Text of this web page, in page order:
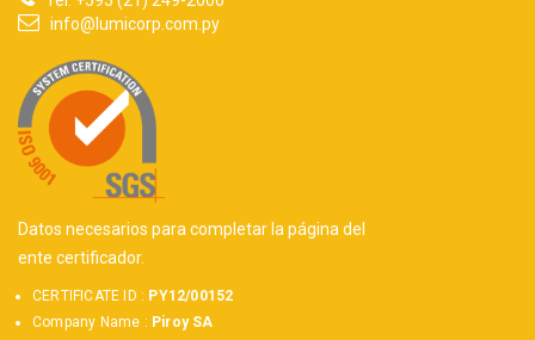
info@lumicorp.com.py
Datos necesarios para completar la página del
ente certificador.
CERTIFICATE ID : PY12/00152
Company Name : Piroy SA